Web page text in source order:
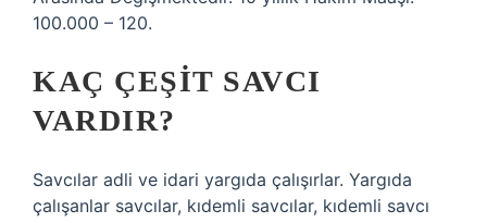
100.000 – 120.
KAÇ ÇEŞIT SAVCI
VARDIR?
Savcılar adli ve idari yargıda çalışırlar. Yargıda
çalışanlar savcılar, kıdemli savcılar, kıdemli savcı